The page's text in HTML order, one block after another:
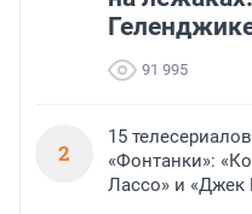
91 995
2
15
«Фонтанки»:
Лассо» и «Джек